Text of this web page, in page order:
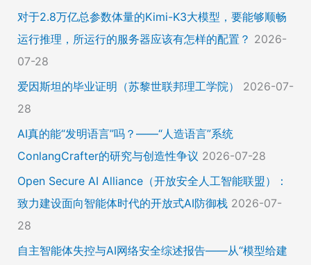
对于2.8万亿总参数体量的Kimi-K3大模型，要能够顺畅
运行推理，所运行的服务器应该有怎样的配置？ 2026-
07-28
爱因斯坦的毕业证明（苏黎世联邦理工学院）
2026-07-
28
AI真的能“发明语言”吗？——“人造语言”系统
ConlangCrafter的研究与创造性争议 2026-07-28
Open Secure AI Alliance（开放安全人工智能联盟）：
致力建设面向智能体时代的开放式AI防御栈 2026-07-
28
自主智能体失控与AI网络安全综述报告——从“模型给建